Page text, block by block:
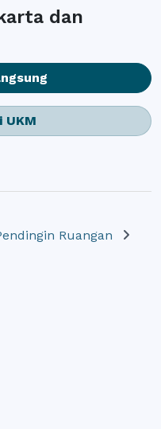
dan
UKM
Ruangan